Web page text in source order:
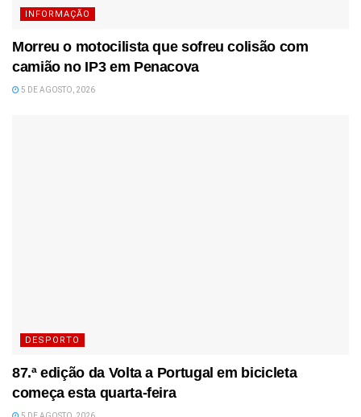
INFORMAÇÃO
Morreu o motocilista que sofreu colisão com
camião no IP3 em Penacova
5 DE AGOSTO, 2026
DESPORTO
87.ª edição da Volta a Portugal em bicicleta
começa esta quarta-feira